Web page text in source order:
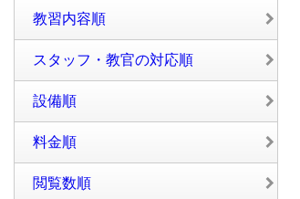
教習内容順
スタッフ・教官の対応順
設備順
料金順
閲覧数順